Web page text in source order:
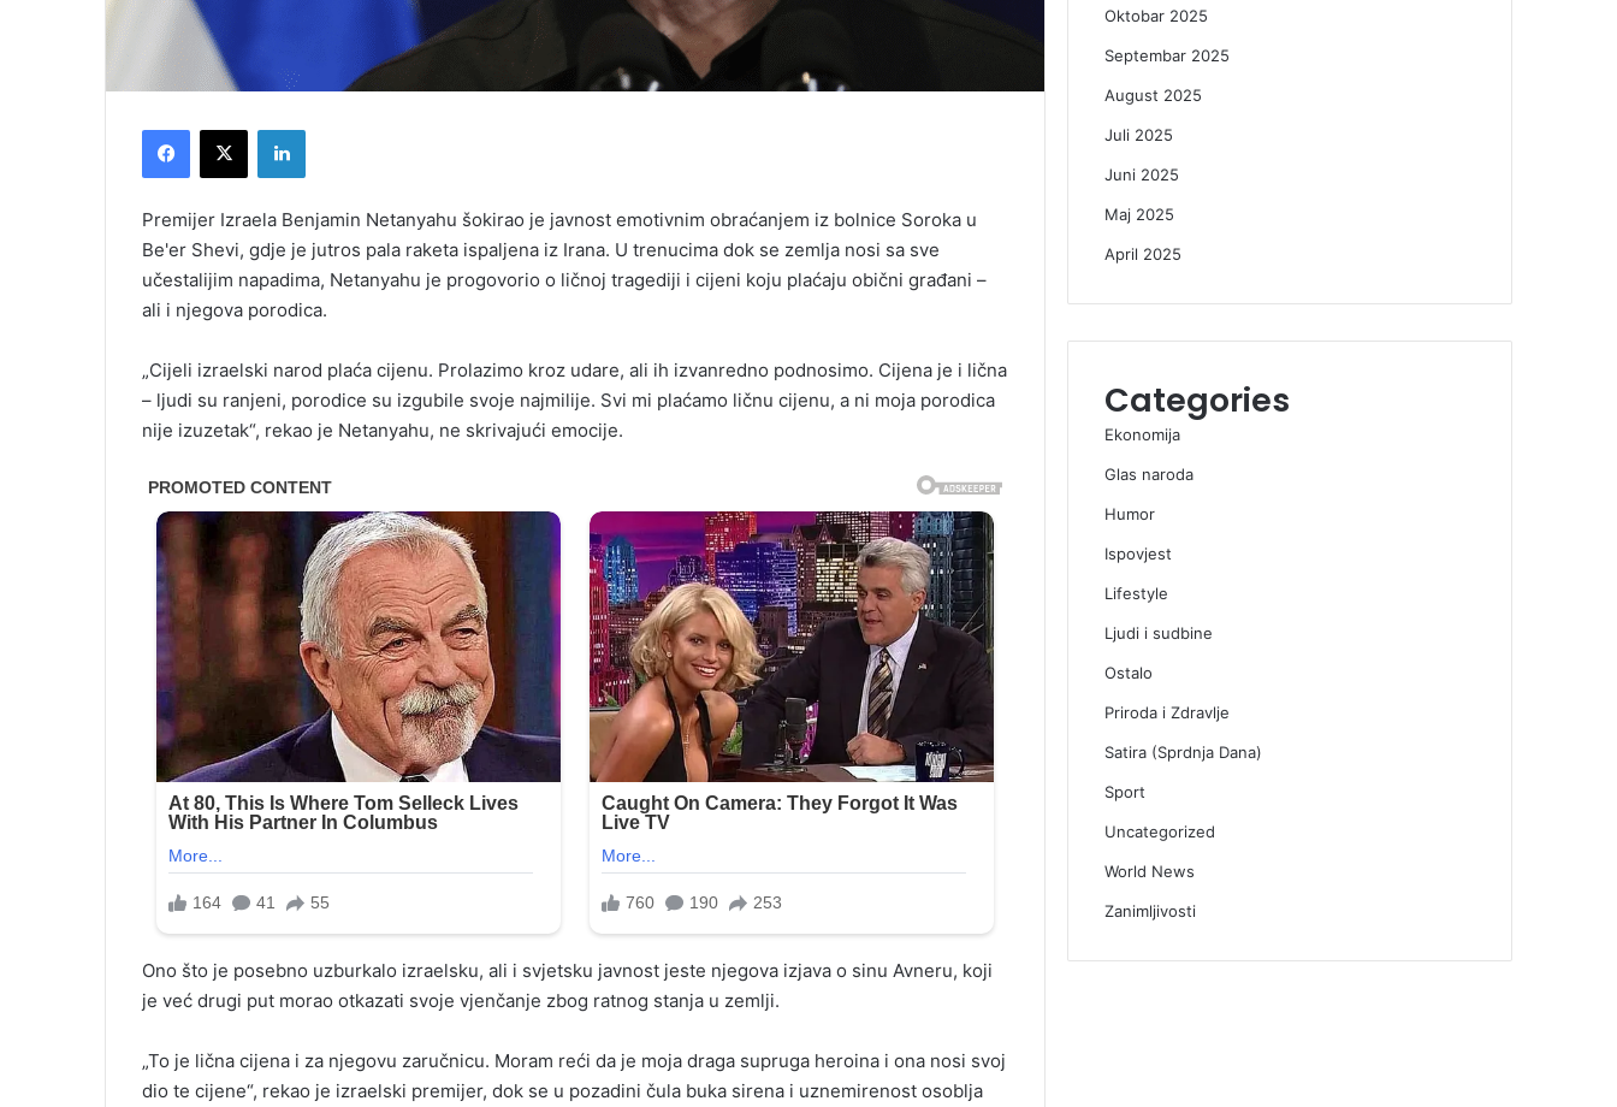
Premijer Izraela Benjamin Netanyahu šokirao je javnost emotivnim obraćanjem iz bolnice Soroka u
Be'er Shevi, gdje je jutros pala raketa ispaljena iz Irana. U trenucima dok se zemlja nosi sa sve
učestalijim napadima, Netanyahu je progovorio o ličnoj tragediji i cijeni koju plaćaju obični građani –
ali i njegova porodica.
„Cijeli izraelski narod plaća cijenu. Prolazimo kroz udare, ali ih izvanredno podnosimo. Cijena je i lična
– ljudi su ranjeni, porodice su izgubile svoje najmilije. Svi mi plaćamo ličnu cijenu, a ni moja porodica
nije izuzetak“, rekao je Netanyahu, ne skrivajući emocije.
Ono što je posebno uzburkalo izraelsku, ali i svjetsku javnost jeste njegova izjava o sinu Avneru, koji
je već drugi put morao otkazati svoje vjenčanje zbog ratnog stanja u zemlji.
„To je lična cijena i za njegovu zaručnicu. Moram reći da je moja draga supruga heroina i ona nosi svoj
dio te cijene“, rekao je izraelski premijer, dok se u pozadini čula buka sirena i uznemirenost osoblja
Oktobar 2025
Septembar 2025
August 2025
Juli 2025
Juni 2025
Maj 2025
April 2025
Categories
Ekonomija
Glas naroda
Humor
Ispovjest
Lifestyle
Ljudi i sudbine
Ostalo
Priroda i Zdravlje
Satira (Sprdnja Dana)
Sport
Uncategorized
World News
Zanimljivosti